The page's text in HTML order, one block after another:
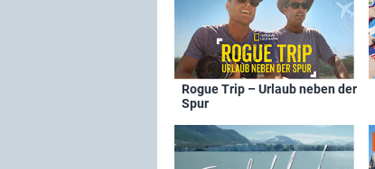
Rogue Trip – Urlaub neben der
Spur